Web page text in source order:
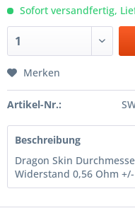
Sofort versandfertig,
Merken
Artikel-Nr.:
Beschreibung
Dragon Skin
Widerstand 0,56 Ohm